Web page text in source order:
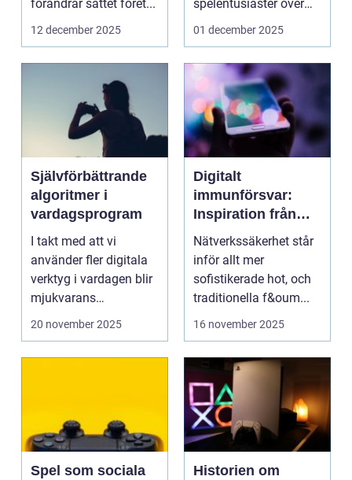
förändrar sättet föret...
12 december 2025
spelentusiaster över
hela v...
01 december 2025
Självförbättrande
algoritmer i
vardagsprogram
I takt med att vi
använder fler digitala
verktyg i vardagen blir
mjukvarans
anpassningsför...
20 november 2025
Digitalt
immunförsvar:
Inspiration från
biologiska system
för att stärka
nätverkssäkerhet
Nätverkssäkerhet står
inför allt mer
sofistikerade hot, och
traditionella f&oum...
16 november 2025
Spel som sociala
Historien om